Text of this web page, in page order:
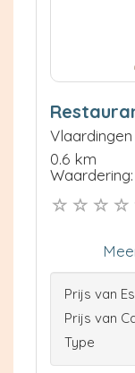
Vlaardingen
0.6 km
Waardering:
Prijs van
Prijs van
Type